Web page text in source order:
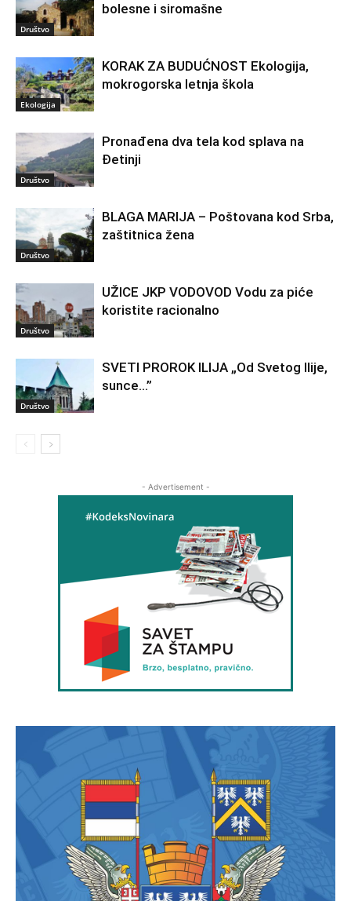
Društvo
bolesne i siromašne
Ekologija
KORAK ZA BUDUĆNOST Ekologija,
mokrogorska letnja škola
Društvo
Pronađena dva tela kod splava na
Đetinji
Društvo
BLAGA MARIJA – Poštovana kod Srba,
zaštitnica žena
Društvo
UŽICE JKP VODOVOD Vodu za piće
koristite racionalno
Društvo
SVETI PROROK ILIJA „Od Svetog Ilije,
sunce…”
- Advertisement -